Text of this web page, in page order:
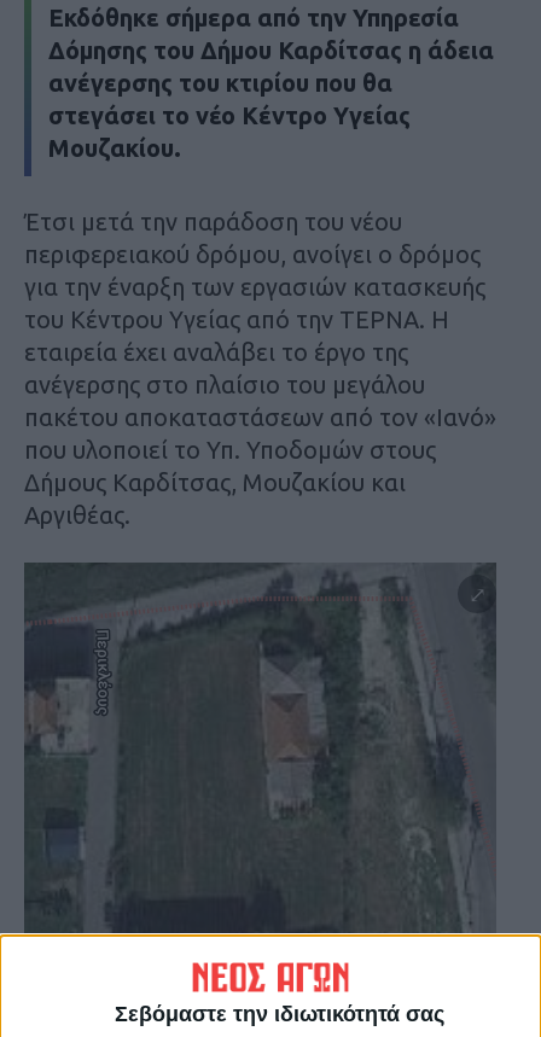
Σεβόμαστε την ιδιωτικότητά σας
Εκδόθηκε σήμερα από την Υπηρεσία
Δόμησης του Δήμου Καρδίτσας η άδεια
ανέγερσης του κτιρίου που θα
στεγάσει το νέο Κέντρο Υγείας
Μουζακίου.
Έτσι μετά την παράδοση του νέου
περιφερειακού δρόμου, ανοίγει ο δρόμος
για την έναρξη των εργασιών κατασκευής
του Κέντρου Υγείας από την ΤΕΡΝΑ. Η
εταιρεία έχει αναλάβει το έργο της
ανέγερσης στο πλαίσιο του μεγάλου
πακέτου αποκαταστάσεων από τον «Ιανό»
που υλοποιεί το Υπ. Υποδομών στους
Δήμους Καρδίτσας, Μουζακίου και
Αργιθέας.